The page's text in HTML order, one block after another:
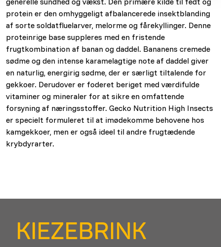
protein er den omhyggeligt afbalancerede insektblanding
af sorte soldatfluelarver, melorme og fårekyllinger. Denne
proteinrige base suppleres med en fristende
frugtkombination af banan og daddel. Bananens cremede
sødme og den intense karamelagtige note af daddel giver
en naturlig, energirig sødme, der er særligt tiltalende for
gekkoer. Derudover er foderet beriget med værdifulde
vitaminer og mineraler for at sikre en omfattende
forsyning af næringsstoffer. Gecko Nutrition High Insects
er specielt formuleret til at imødekomme behovene hos
kamgekkoer, men er også ideel til andre frugtædende
krybdyrarter.